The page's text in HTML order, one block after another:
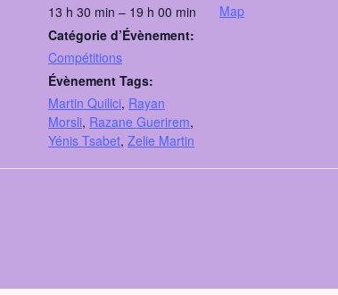
13 h 30 min – 19 h 00 min
Catégorie d’Évènement:
Compétitions
Évènement Tags:
Martin Quilici, Rayan
Morsli, Razane Guerirem,
Yénis Tsabet, Zelie Martin
Map